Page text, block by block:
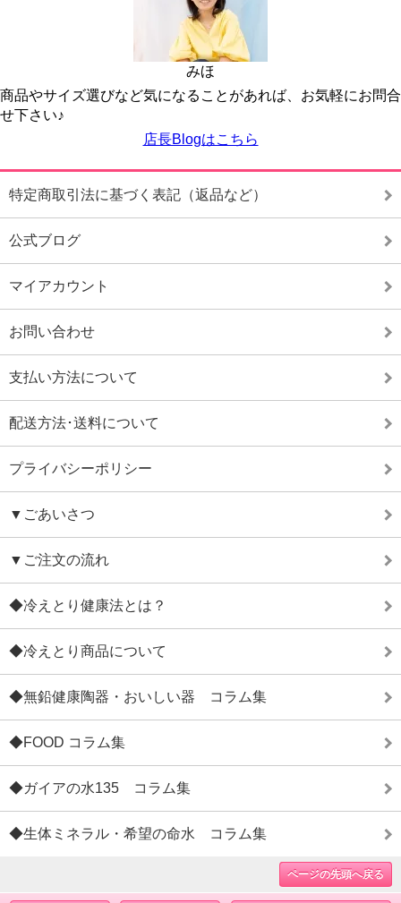
みほ
商品やサイズ選びなど気になることがあれば、お気軽にお問合
せ下さい♪
店長Blogはこちら
特定商取引法に基づく表記（返品など）
公式ブログ
マイアカウント
お問い合わせ
支払い方法について
配送方法･送料について
プライバシーポリシー
▼ごあいさつ
▼ご注文の流れ
◆冷えとり健康法とは？
◆冷えとり商品について
◆無鉛健康陶器・おいしい器 コラム集
◆FOOD コラム集
◆ガイアの水135 コラム集
◆生体ミネラル・希望の命水 コラム集
ページの先頭へ戻る